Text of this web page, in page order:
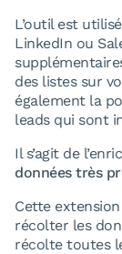
L’outil est
LinkedIn ou
des listes sur
également la
leads qui sont
Il s’agit de
données très
Cette
récolter les
récolte toutes